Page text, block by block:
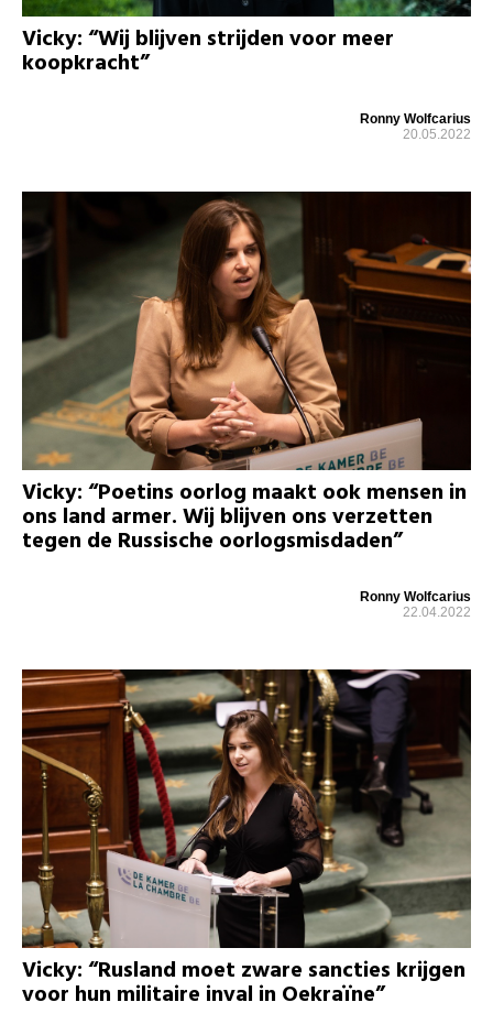
Vicky: “Wij blijven strijden voor meer
koopkracht”
Ronny Wolfcarius
20.05.2022
Vicky: “Poetins oorlog maakt ook mensen in
ons land armer. Wij blijven ons verzetten
tegen de Russische oorlogsmisdaden”
Ronny Wolfcarius
22.04.2022
Vicky: “Rusland moet zware sancties krijgen
voor hun militaire inval in Oekraïne”